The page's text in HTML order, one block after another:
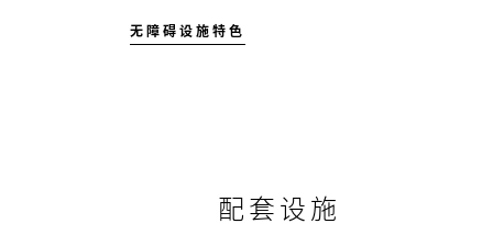
无障碍设施特色
配套设施